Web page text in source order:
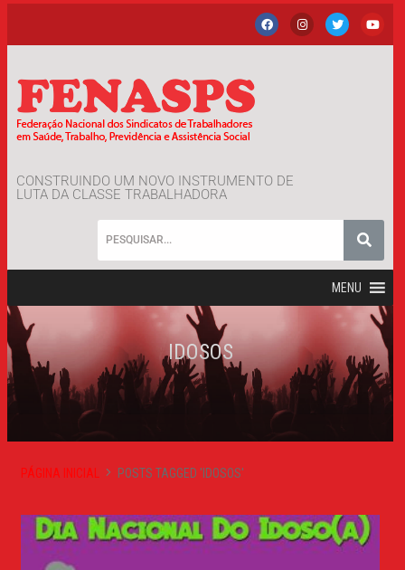
CONSTRUINDO UM NOVO INSTRUMENTO DE
LUTA DA CLASSE TRABALHADORA
MENU
IDOSOS
PÁGINA INICIAL POSTS TAGGED 'IDOSOS'